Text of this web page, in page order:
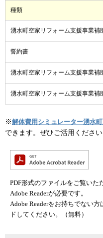
種類
湧水町空家リフォーム支援事業補
誓約書
湧水町空家リフォーム支援事業補
湧水町空家リフォーム支援事業補
※解体費用シミュレーター湧水
できます。ぜひご活用ください
PDF形式のファイルをご覧いた
Adobe Readerが必要です。
Adobe Readerをお持ちでない
ドしてください。（無料）